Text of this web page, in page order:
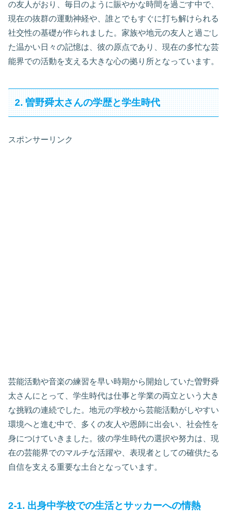
の友人がおり、毎日のように賑やかな時間を過ごす中で、
現在の抜群の運動神経や、誰とでもすぐに打ち解けられる
社交性の基礎が作られました。家族や地元の友人と過ごし
た温かい日々の記憶は、彼の原点であり、現在の多忙な芸
能界での活動を支える大きな心の拠り所となっています。
2. 曽野舜太さんの学歴と学生時代
スポンサーリンク
芸能活動や音楽の練習を早い時期から開始していた曽野舜
太さんにとって、学生時代は仕事と学業の両立という大き
な挑戦の連続でした。地元の学校から芸能活動がしやすい
環境へと進む中で、多くの友人や恩師に出会い、社会性を
身につけていきました。彼の学生時代の選択や努力は、現
在の芸能界でのマルチな活躍や、表現者としての確供たる
自信を支える重要な土台となっています。
2-1. 出身中学校での生活とサッカーへの情熱